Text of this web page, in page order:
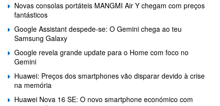
Novas consolas portáteis MANGMI Air Y chegam com preços
fantásticos
Google Assistant despede-se: O Gemini chega ao teu
Samsung Galaxy
Google revela grande update para o Home com foco no
Gemini
Huawei: Preços dos smartphones vão disparar devido à crise
na memória
Huawei Nova 16 SE: O novo smartphone económico com